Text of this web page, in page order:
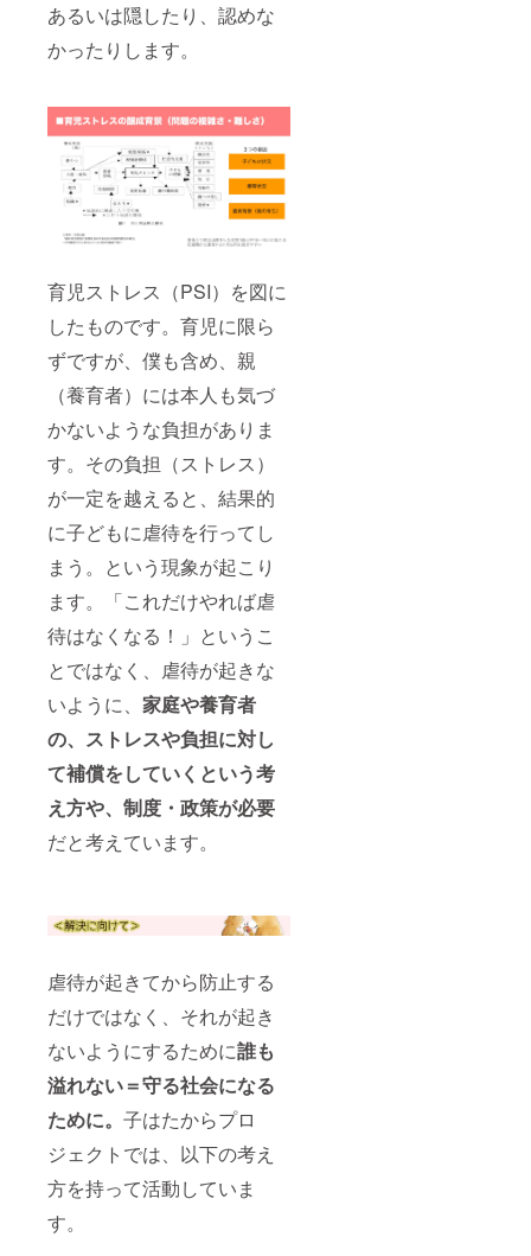
あるいは隠したり、認めな
かったりします。
育児ストレス（PSI）を図に
したものです。育児に限ら
ずですが、僕も含め、親
（養育者）には本人も気づ
かないような負担がありま
す。その負担（ストレス）
が一定を越えると、結果的
に子どもに虐待を行ってし
まう。という現象が起こり
ます。「これだけやれば虐
待はなくなる！」というこ
とではなく、虐待が起きな
いように、 家庭や養育者
の、ストレスや負担に対し
て補償をしていくという考
え方や、制度・政策が必要
だと考えています。
虐待が起きてから防止する
だけではなく、それが起き
ないようにするために誰も
溢れない＝守る社会になる
ために。 子はたからプロ
ジェクトでは、以下の考え
方を持って活動していま
す。